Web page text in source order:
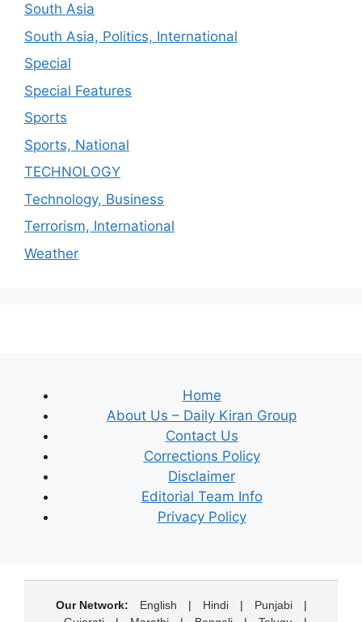
South Asia
South Asia, Politics, International
Special
Special Features
Sports
Sports, National
TECHNOLOGY
Technology, Business
Terrorism, International
Weather
Home
About Us – Daily Kiran Group
Contact Us
Corrections Policy
Disclaimer
Editorial Team Info
Privacy Policy
Our Network: English | Hindi | Punjabi
|